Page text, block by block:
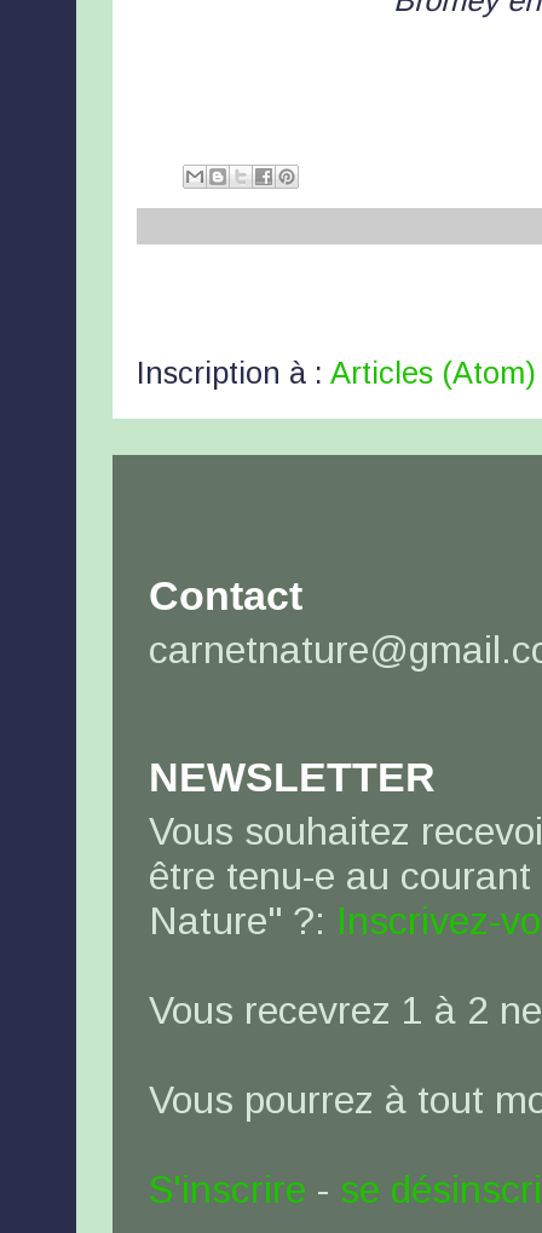
Inscription à : Articles (Atom)
Contact
NEWSLETTER
Vous souhaitez
être tenu-e au
Nature" ?: Inscrivez-
Vous recevrez 1 à 2
Vous pourrez à tout
S'inscrire - se